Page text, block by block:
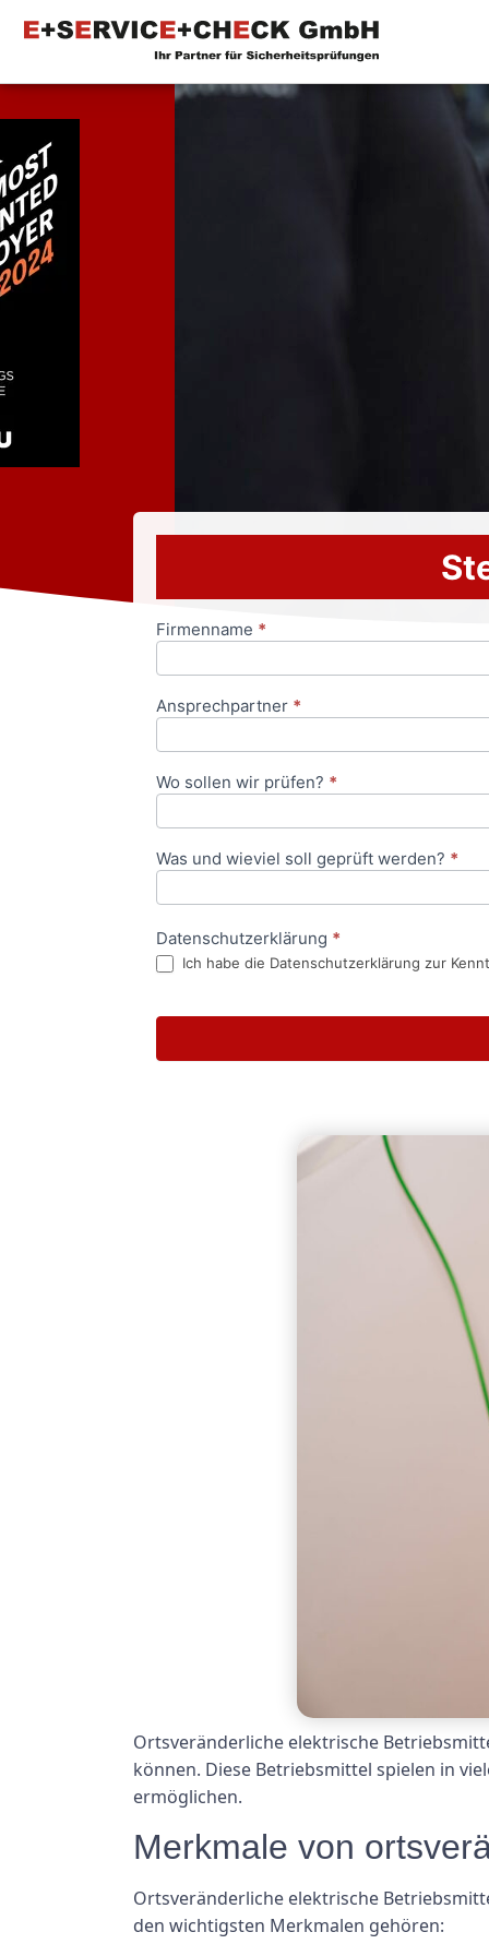
Anfrageformular
Firmenname *
Ansprechpartner *
Wo sollen wir prüfen? *
Was und wieviel soll geprüft werden? *
Datenschutzerklärung *
Ich habe die Datenschutzerklärung zur
Ortsveränderliche elektrische
können. Diese Betriebsmittel spielen in
ermöglichen.
Merkmale von
Ortsveränderliche elektrische
den wichtigsten Merkmalen gehören: